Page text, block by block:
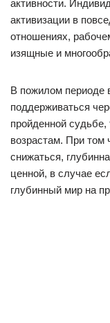
активности.
активизации в
отношениях,
изящные и
В пожилом периоде
поддерживаться
пройденной
возрастам. При том
снижаться,
ценной, в случае
глубинный мир на